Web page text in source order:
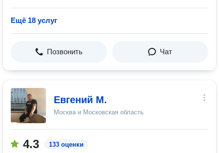
Ещё 18 услуг
Позвонить Чат
Евгений М.
Москва и Московская область
4.3 133 оценки